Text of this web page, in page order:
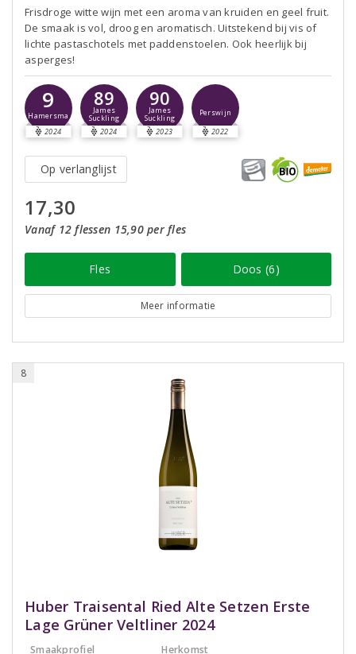
Frisdroge witte wijn met een aroma van kruiden en geel fruit.
De smaak is vol, droog en aromatisch. Uitstekend bij vis of
lichte pastaschotels met paddenstoelen. Ook heerlijk bij
asperges!
9
Hamersma
2024
89
James
Suckling
2024
90
James
Suckling
2023
Perswijn
2022
Op verlanglijst
17,30
Vanaf 12 flessen 15,90 per fles
Fles Doos (6)
Meer informatie
8
Huber Traisental Ried Alte Setzen Erste
Lage Grüner Veltliner 2024
Smaakprofiel Herkomst